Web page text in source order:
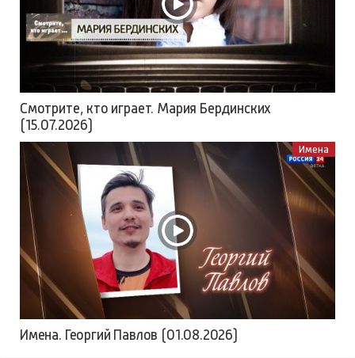
Смотрите, кто играет. Мария Бердинских
(15.07.2026)
Имена
Имена. Георгий Павлов (01.08.2026)